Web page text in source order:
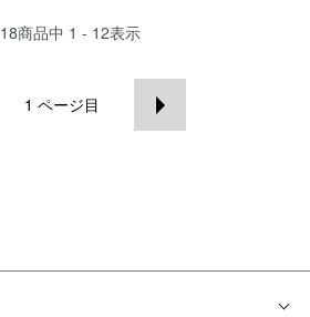
18商品中 1 - 12表示
1 ページ目